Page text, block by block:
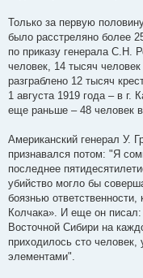
Только за первую
было расстреляно более
по приказу генерала С.Н.
человек, 14 тысяч
разграблено 12 тысяч
1 августа 1919 года – в г.
еще раньше – 48 человек
Американский генерал У.
признавался потом: "Я
последнее
убийство могло бы
боязнью
Колчака». И еще он
Восточной Сибири на
приходилось сто
элементами".